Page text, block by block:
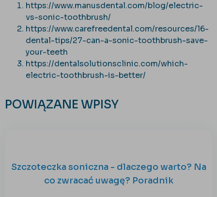
https://www.manusdental.com/blog/electric-
vs-sonic-toothbrush/
https://www.carefreedental.com/resources/16-
dental-tips/27-can-a-sonic-toothbrush-save-
your-teeth
https://dentalsolutionsclinic.com/which-
electric-toothbrush-is-better/
POWIĄZANE WPISY
Szczoteczka soniczna - dlaczego warto? Na
co zwracać uwagę? Poradnik